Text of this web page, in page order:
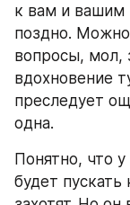
к вам и вашим
поздно. Можно
вопросы, мол,
вдохновение
преследует
одна.
Понятно, что
будет